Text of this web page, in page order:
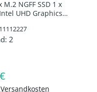
NGFF SSD 1 x
UHD Graphics
10 IoT Enterprise
2
Preis:
den